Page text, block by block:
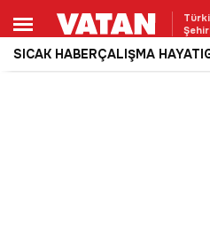
SICAK HABERÇALIŞMA HAYATI